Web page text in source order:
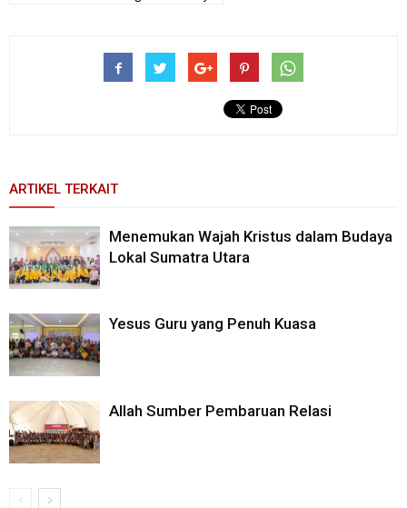
ARTIKEL TERKAIT
Menemukan Wajah Kristus dalam Budaya
Lokal Sumatra Utara
Yesus Guru yang Penuh Kuasa
Allah Sumber Pembaruan Relasi